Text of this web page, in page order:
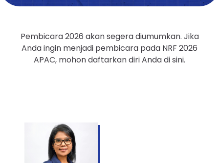
Pembicara 2026 akan segera diumumkan. Jika
Anda ingin menjadi pembicara pada NRF 2026
APAC, mohon daftarkan diri Anda di sini.